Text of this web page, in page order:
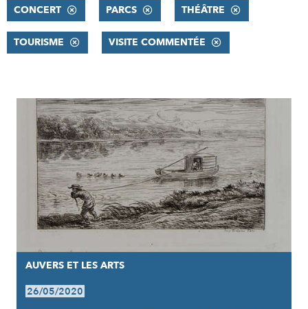
CONCERT PARCS THÉÂTRE
TOURISME VISITE COMMENTÉE
RÉSULTATS
AUVERS ET LES ARTS
26/05/2020